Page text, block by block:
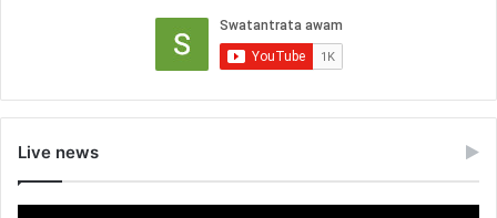
Live news